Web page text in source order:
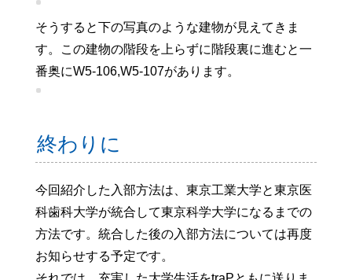
建物に入ればすぐ左手にS2-204があります。
W5-106,W5-107